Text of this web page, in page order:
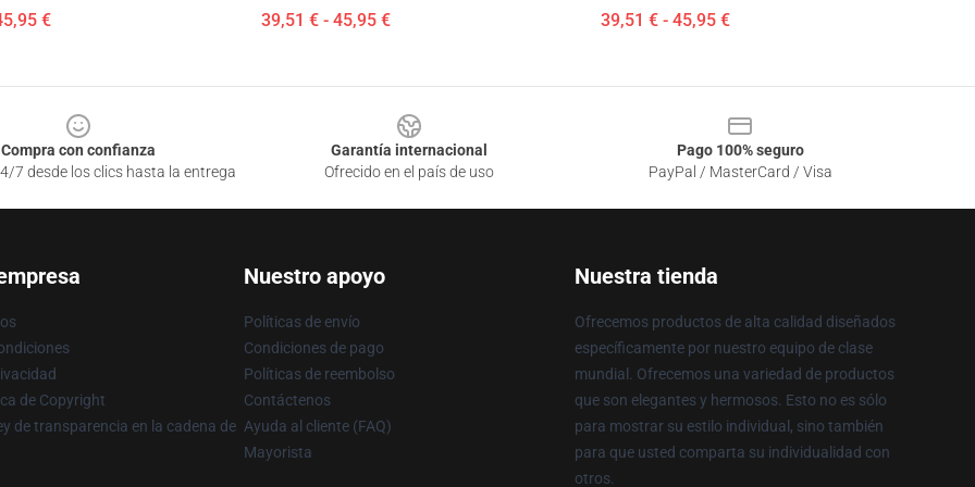
€ 39,51 € - 45,95 € 39,51 € - 45,95 €
Compra con confianza
7 desde los clics hasta la entrega
Garantía internacional
Ofrecido en el país de uso
Pago 100% seguro
PayPal / MasterCard / Visa
de Copyright
de transparencia en la cadena de
Nuestro apoyo
Políticas de envío
Condiciones de pago
Políticas de reembolso
Contáctenos
Ayuda al cliente (FAQ)
Mayorista
Nuestra tienda
Ofrecemos productos de alta calidad diseñados
específicamente por nuestro equipo de clase
mundial. Ofrecemos una variedad de productos
que son elegantes y hermosos. Esto no es sólo
para mostrar su estilo individual, sino también
para que usted comparta su individualidad con
otros.